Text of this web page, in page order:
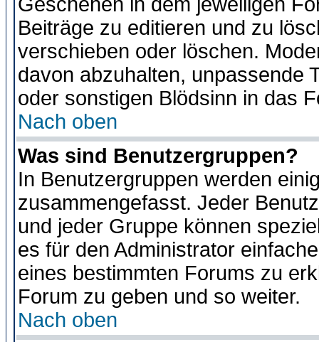
Beiträge zu editieren und zu
verschieben oder löschen.
davon abzuhalten, unpassende
oder sonstigen Blödsinn in das
Nach oben
Was sind Benutzergruppen?
In Benutzergruppen werden
zusammengefasst. Jeder
und jeder Gruppe können
es für den Administrator
eines bestimmten Forums zu
Forum zu geben und so weiter.
Nach oben